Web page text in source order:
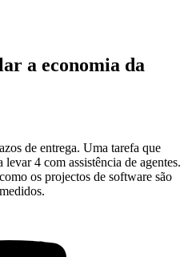
a economia da
de entrega. Uma tarefa que
4 com assistência de agentes.
os projectos de software são